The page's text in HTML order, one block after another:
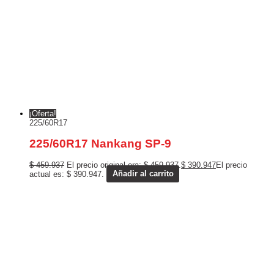
¡Oferta!
225/60R17
225/60R17 Nankang SP-9
$459.937 El precio original era: $ 459.937. $ 390.947El precio
actual es: $ 390.947.
Añadir al carrito